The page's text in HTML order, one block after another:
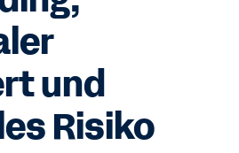
und
Risiko